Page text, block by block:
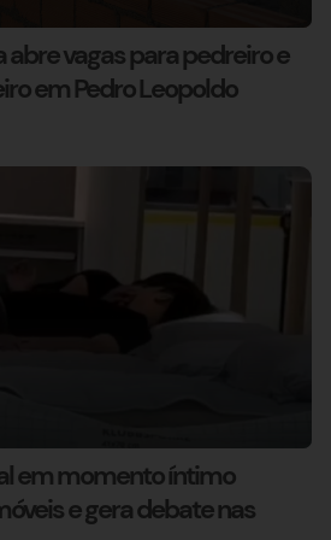
vagas para pedreiro e
em Pedro Leopoldo
em momento íntimo
e gera debate nas